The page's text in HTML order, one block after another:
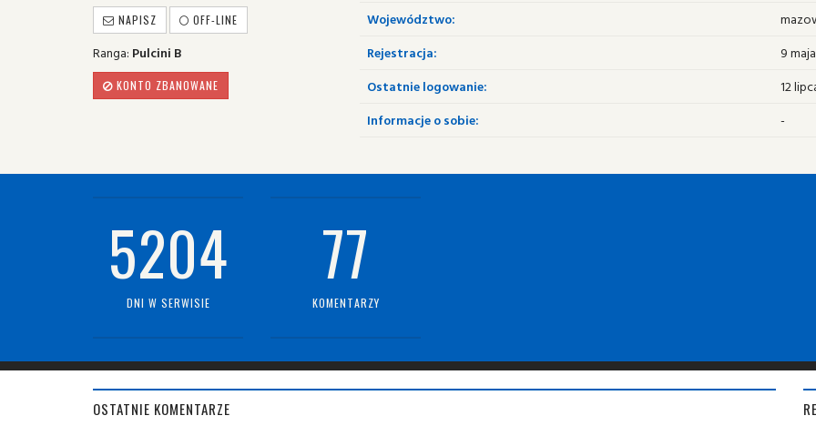
NAPISZ OFF-LINE
Ranga: Pulcini B
KONTO ZBANOWANE
Województwo:
Rejestracja:
9
Ostatnie logowanie:
12
Informacje o sobie:
-
5204
DNI W SERWISIE
77
KOMENTARZY
OSTATNIE KOMENTARZE